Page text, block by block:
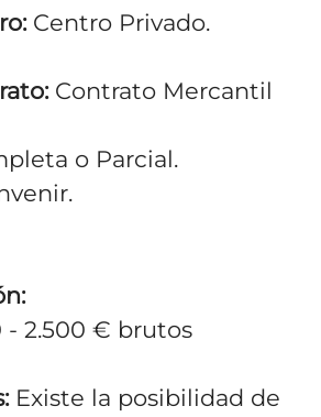
Centro Privado.
Contrato Mercantil
o Parcial.
2.500 € brutos
Existe la posibilidad de